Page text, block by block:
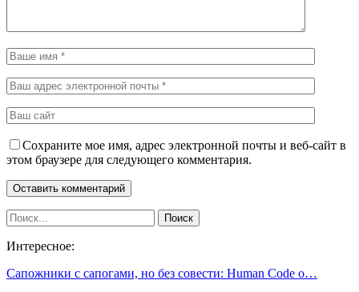
Сохраните мое имя, адрес электронной почты и веб-сайт в
этом браузере для следующего комментария.
Интересное:
Сапожники с сапогами, но без совести: Human Code о…